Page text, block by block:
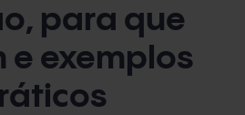
para que
e exemplos